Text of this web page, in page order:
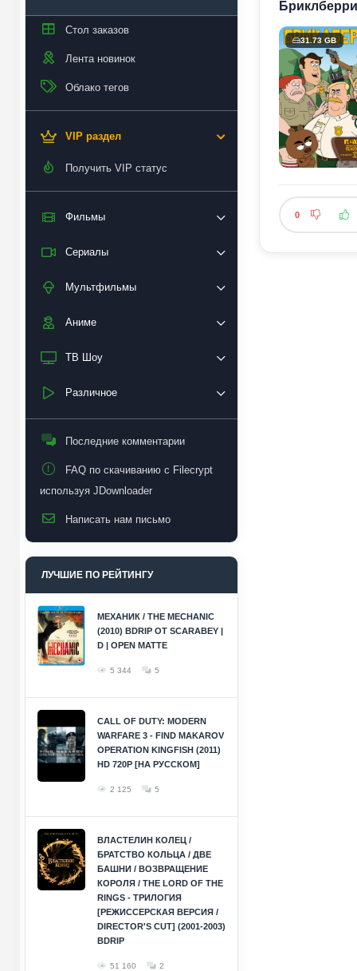
Стол заказов
Лента новинок
Облако тегов
VIP раздел
Получить VIP статус
Фильмы
Сериалы
Мультфильмы
Аниме
ТВ Шоу
Различное
Последние комментарии
FAQ по скачиванию с Filecrypt
используя JDownloader
Написать нам письмо
ЛУЧШИЕ ПО РЕЙТИНГУ
МЕХАНИК / THE MECHANIC
(2010) BDRIP ОТ SCARABEY |
D | OPEN MATTE
5 344 5
CALL OF DUTY: MODERN
WARFARE 3 - FIND MAKAROV
OPERATION KINGFISH (2011)
HD 720P [НА РУССКОМ]
2 125 5
ВЛАСТЕЛИН КОЛЕЦ /
БРАТСТВО КОЛЬЦА / ДВЕ
БАШНИ / ВОЗВРАЩЕНИЕ
КОРОЛЯ / THE LORD OF THE
RINGS - ТРИЛОГИЯ
[РЕЖИССЕРСКАЯ ВЕРСИЯ /
DIRECTOR'S CUT] (2001-2003)
BDRIP
51 160 2
31.73 GB
0